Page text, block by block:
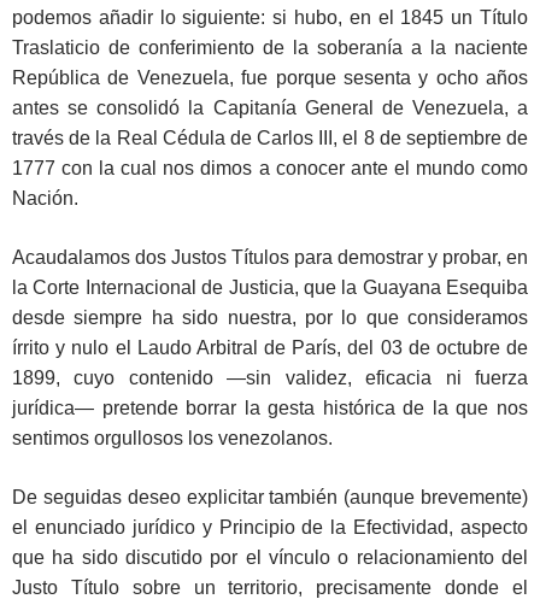
podemos añadir lo siguiente: si hubo, en el 1845 un Título
Traslaticio de conferimiento de la soberanía a la naciente
República de Venezuela, fue porque sesenta y ocho años
antes se consolidó la Capitanía General de Venezuela, a
través de la Real Cédula de Carlos III, el 8 de septiembre de
1777 con la cual nos dimos a conocer ante el mundo como
Nación.
Acaudalamos dos Justos Títulos para demostrar y probar, en
la Corte Internacional de Justicia, que la Guayana Esequiba
desde siempre ha sido nuestra, por lo que consideramos
írrito y nulo el Laudo Arbitral de París, del 03 de octubre de
1899, cuyo contenido —sin validez, eficacia ni fuerza
jurídica— pretende borrar la gesta histórica de la que nos
sentimos orgullosos los venezolanos.
De seguidas deseo explicitar también (aunque brevemente)
el enunciado jurídico y Principio de la Efectividad, aspecto
que ha sido discutido por el vínculo o relacionamiento del
Justo Título sobre un territorio, precisamente donde el